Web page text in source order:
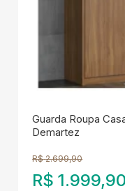
Guarda Roupa
Demartez
R$ 2.699,90
R$ 1.999,90